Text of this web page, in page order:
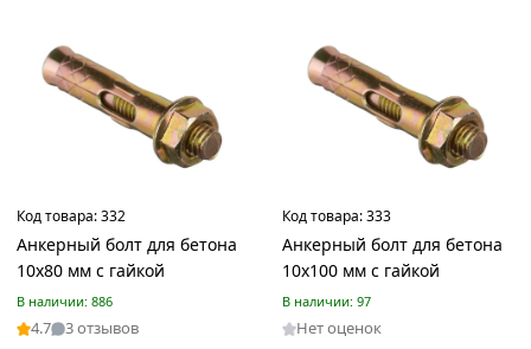
Код товара:332
Анкерный болт для бетона
10х80 мм с гайкой
В наличии: 886
4.7 3 отзывов
Код товара:333
Анкерный болт для бетона
10х100 мм с гайкой
В наличии: 97
Нет оценок